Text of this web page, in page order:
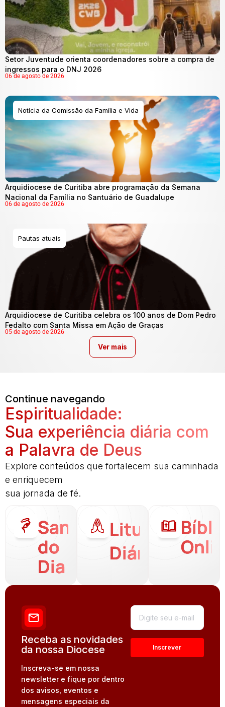
Setor Juventude orienta coordenadores sobre a compra de
ingressos para o DNJ 2026
06 de agosto de 2026
Notícia da Comissão da Família e Vida
Arquidiocese de Curitiba abre programação da Semana
Nacional da Família no Santuário de Guadalupe
06 de agosto de 2026
Pautas atuais
Arquidiocese de Curitiba celebra os 100 anos de Dom Pedro
Fedalto com Santa Missa em Ação de Graças
05 de agosto de 2026
Ver mais
Continue navegando
Espiritualidade:
Sua experiência diária com
a Palavra de Deus
Explore conteúdos que fortalecem sua caminhada
e enriquecem
sua jornada de fé.
Santo
do
Dia
Liturgia
Diária
Receba as novidades
da nossa Diocese
Inscreva-se em nossa
newsletter e fique por dentro
dos avisos, eventos e
mensagens especiais da